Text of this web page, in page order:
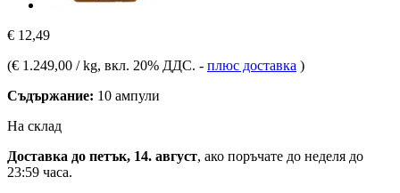
€ 12,49
(€ 1.249,00 / kg, вкл. 20% ДДС. - плюс доставка )
Съдържание: 10 ампули
На склад
Доставка до петък, 14. август, ако поръчате до неделя до
23:59 часа.